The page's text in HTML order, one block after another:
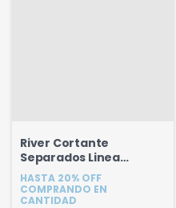
River Cortante
Separados Linea
Fondant 12 Cm
HASTA 20% OFF
COMPRANDO EN
CANTIDAD